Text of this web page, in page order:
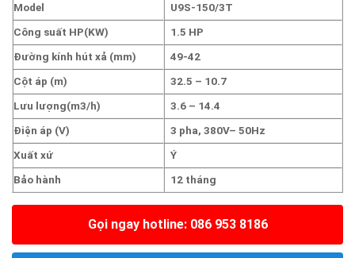
Model
U9S-150/3T
Công suất HP(KW)
1.5 HP
Đường kính hút xả (mm)
49-42
Cột áp (m)
32.5 – 10.7
Lưu lượng(m3/h)
3.6 – 14.4
Điện áp (V)
3 pha, 380V– 50Hz
Xuất xứ
Ý
Bảo hành
12 tháng
Gọi ngay hotline: 086 953 8186